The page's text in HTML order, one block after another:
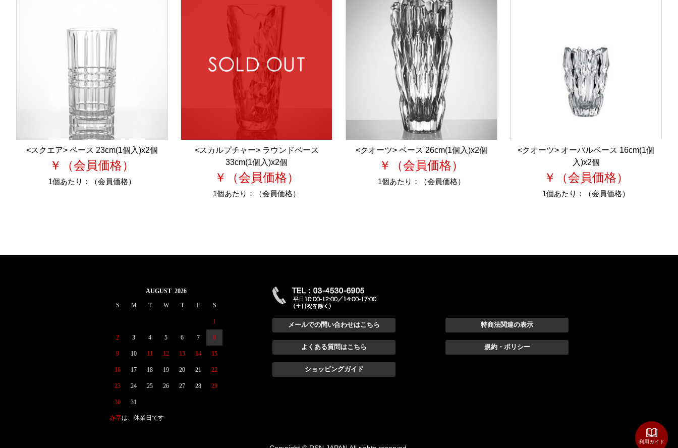
<スクエア> ベース 23cm(1個入)x2個
￥（会員価格）
1個あたり： （会員価格）
<スカルプチャー> ラウンドベース
33cm(1個入)x2個
￥（会員価格）
1個あたり： （会員価格）
<クオーツ> ベース 26cm(1個入)x2個
￥（会員価格）
1個あたり： （会員価格）
<クオーツ> オーバルベース 16cm(1個
入)x2個
￥（会員価格）
1個あたり： （会員価格）
AUGUST 2026
S
M T W T F S
1
2 3 4 5 6 7 8
9 10 11 12 13 14 15
16 17 18 19 20 21 22
23 24 25 26 27 28 29
30 31
赤字は、休業日です
メールでの問い合わせはこちら
よくある質問はこちら
ショッピングガイド
特商法関連の表示
規約・ポリシー
利用ガイド